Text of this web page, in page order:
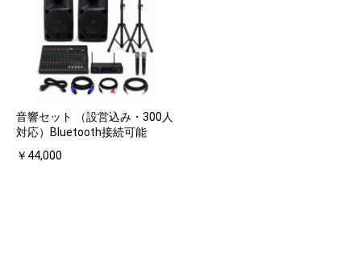
音響セット （設営込み・300人
対応）Bluetooth接続可能
￥44,000